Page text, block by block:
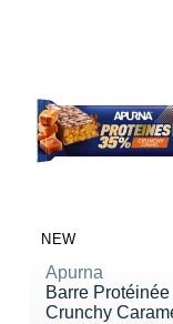
NEW
Apurna
Barre Protéinée
Crunchy